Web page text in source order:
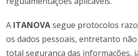
A ITANOVAsegue protocolos
os dados pessoais, entretanto
total segurança das informações,